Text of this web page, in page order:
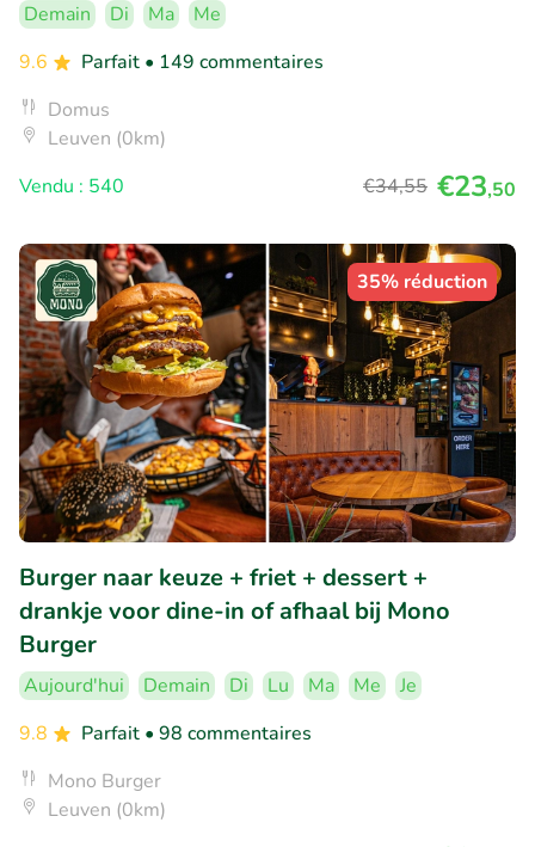
Demain Di Ma
Me
9.6
Parfait • 149 commentaires
Domus
Leuven (0km)
Vendu : 540
€34,55 €23,50
35% réduction
Burger naar keuze + friet + dessert +
drankje voor dine-in of afhaal bij Mono
Burger
Aujourd'hui Demain Di Lu Ma Me
Je
9.8
Parfait • 98 commentaires
Mono Burger
Leuven (0km)